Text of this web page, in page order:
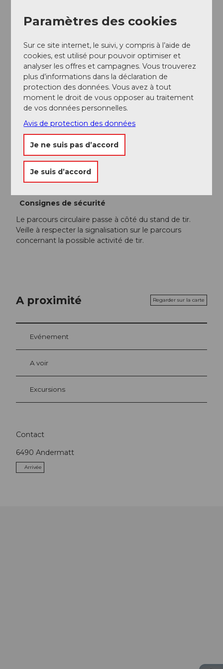
train. L'horaire est le suivant :Horaire SBB
Auteur(e)
Andermatt-Urserntal Tourismus GmbH
Organisation
Région de vacances Andermatt
Conseil de l'auteur
Aire de grillade Flies
Visite de la chapelle Mariahilf
Vue sur Andermatt depuis "Brunnen" avec banc
Consignes de sécurité
Le parcours circulaire passe à côté du stand de tir.
Veille à respecter la signalisation sur le parcours
concernant la possible activité de tir.
A proximité Regarder sur la carte
Evénement
A voir
Excursions
Contact
6490 Andermatt
Arrivée
Paramètres des cookies
Sur ce site internet, le suivi, y compris à l’aide de
cookies, est utilisé pour pouvoir optimiser et
analyser les offres et campagnes. Vous trouverez
plus d’informations dans la déclaration de
protection des données. Vous avez à tout
moment le droit de vous opposer au traitement
de vos données personnelles.
Avis de protection des données
Je ne suis pas d’accord
Je suis d’accord